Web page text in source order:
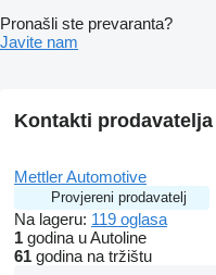
Pronašli ste prevaranta?
Javite nam
Kontakti prodavatelja
Mettler Automotive
Provjereni prodavatelj
Na lageru: 119 oglasa
1 godina u Autoline
61 godina na tržištu